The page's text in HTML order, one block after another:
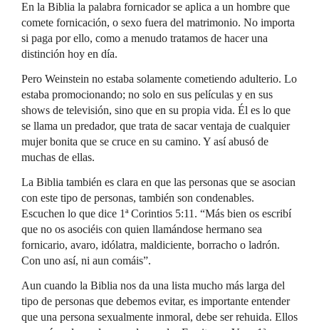
En la Biblia la palabra fornicador se aplica a un hombre que
comete fornicación, o sexo fuera del matrimonio. No importa
si paga por ello, como a menudo tratamos de hacer una
distinción hoy en día.
Pero Weinstein no estaba solamente cometiendo adulterio. Lo
estaba promocionando; no solo en sus películas y en sus
shows de televisión, sino que en su propia vida. Él es lo que
se llama un predador, que trata de sacar ventaja de cualquier
mujer bonita que se cruce en su camino. Y así abusó de
muchas de ellas.
La Biblia también es clara en que las personas que se asocian
con este tipo de personas, también son condenables.
Escuchen lo que dice 1ª Corintios 5:11. “Más bien os escribí
que no os asociéis con quien llamándose hermano sea
fornicario, avaro, idólatra, maldiciente, borracho o ladrón.
Con uno así, ni aun comáis”.
Aun cuando la Biblia nos da una lista mucho más larga del
tipo de personas que debemos evitar, es importante entender
que una persona sexualmente inmoral, debe ser rehuida. Ellos